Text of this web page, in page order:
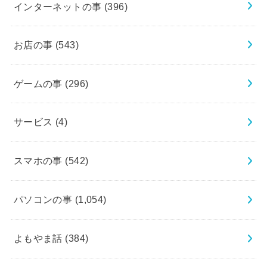
インターネットの事 (396)
お店の事 (543)
ゲームの事 (296)
サービス (4)
スマホの事 (542)
パソコンの事 (1,054)
よもやま話 (384)